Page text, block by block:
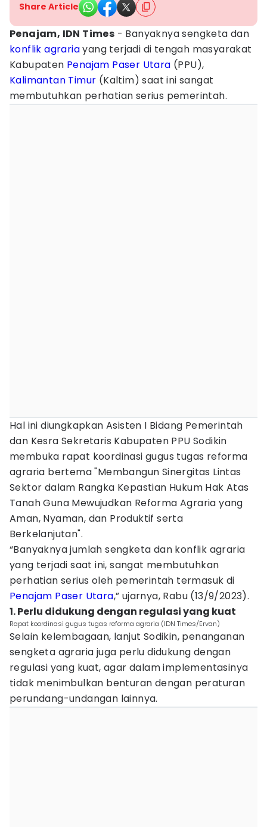
Share Article
Penajam, IDN Times - Banyaknya sengketa dan
konflik agrariayang terjadi di tengah masyarakat
Kabupaten Penajam Paser Utara (PPU),
Kalimantan Timur (Kaltim) saat ini sangat
membutuhkan perhatian serius pemerintah.
Hal ini diungkapkan Asisten I Bidang Pemerintah
dan Kesra Sekretaris Kabupaten PPU Sodikin
membuka rapat koordinasi gugus tugas reforma
agraria bertema "Membangun Sinergitas Lintas
Sektor dalam Rangka Kepastian Hukum Hak Atas
Tanah Guna Mewujudkan Reforma Agraria yang
Aman, Nyaman, dan Produktif serta
Berkelanjutan".
“Banyaknya jumlah sengketa dan konflik agraria
yang terjadi saat ini, sangat membutuhkan
perhatian serius oleh pemerintah termasuk di
Penajam Paser Utara,” ujarnya, Rabu (13/9/2023).
1. Perlu didukung dengan regulasi yang kuat
Rapat koordinasi gugus tugas reforma agraria (IDN Times/Ervan)
Selain kelembagaan, lanjut Sodikin, penanganan
sengketa agraria juga perlu didukung dengan
regulasi yang kuat, agar dalam implementasinya
tidak menimbulkan benturan dengan peraturan
perundang-undangan lainnya.